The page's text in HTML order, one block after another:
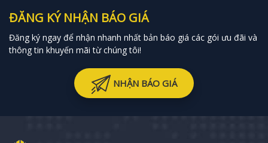
ĐĂNG KÝ NHẬN BÁO GIÁ
Đăng ký ngay để nhận nhanh nhất bản báo giá các gói ưu đãi và
thông tin khuyến mãi từ chúng tôi!
NHẬN BÁO GIÁ